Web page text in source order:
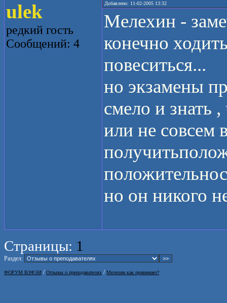
ulek
редкий гость
Сообщений: 4
Добавлено: 11-02-2005 13:32
Мелехин -
конечно
повеситься...
но экзамены
смело и знать
или не совсем
но он никого
Страницы: 1
Раздел:
ФОРУМ ВЗФЭИ /Отзывы о преподавателях /Мелехин как принимает?